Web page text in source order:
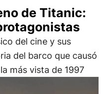
de Titanic:
del cine y sus
del barco que causó
más vista de 1997